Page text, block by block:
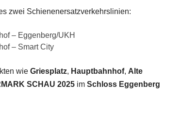
zwei Schienenersatzverkehrslinien:
– Eggenberg/UKH
– Smart City
wie Griesplatz, Hauptbahnhof, Alte
SCHAU 2025im Schloss Eggenberg